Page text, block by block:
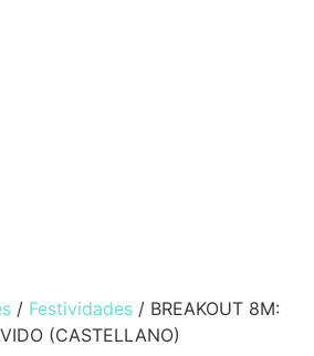
/ Festividades / BREAKOUT 8M:
(CASTELLANO)